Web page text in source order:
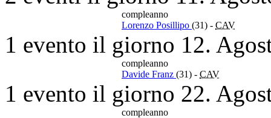
compleanno
Lorenzo Posillipo (31) - CAV
1 evento il giorno 12.
compleanno
Davide Franz (31) - CAV
1 evento il giorno 22.
compleanno